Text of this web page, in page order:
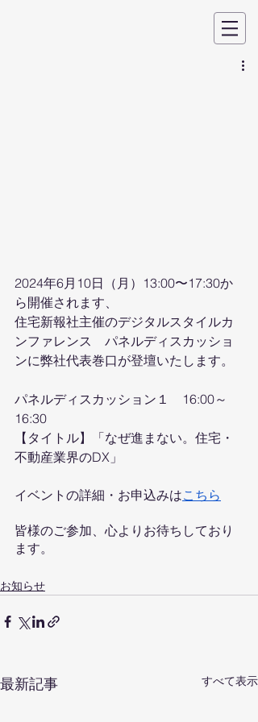
2024年6月10日（月）13:00〜17:30か
ら開催されます、
住宅新報社主催のデジタルスタイルカ
ンファレンス　パネルディスカッショ
ンに弊社代表巻口が登壇いたします。
パネルディスカッション１　16:00～
16:30
【タイトル】「なぜ進まない。住宅・
不動産業界のDX」
イベントの詳細・お申込みはこちら
皆様のご参加、心よりお待ちしており
ます。
お知らせ
最新記事 すべて表示